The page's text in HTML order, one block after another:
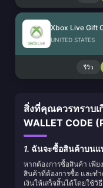
UNITED STATES
รีวิว
สิ่งที่คุณควรทราบเ
WALLET CODE
1. ฉันจะซื้อสินค้าบนแ
หากต้องการซื้อสินค้า เพี
สินค้าที่ต้องการซื้อ และท
เงินให้เสร็จสิ้นได้โดยใช้วิ